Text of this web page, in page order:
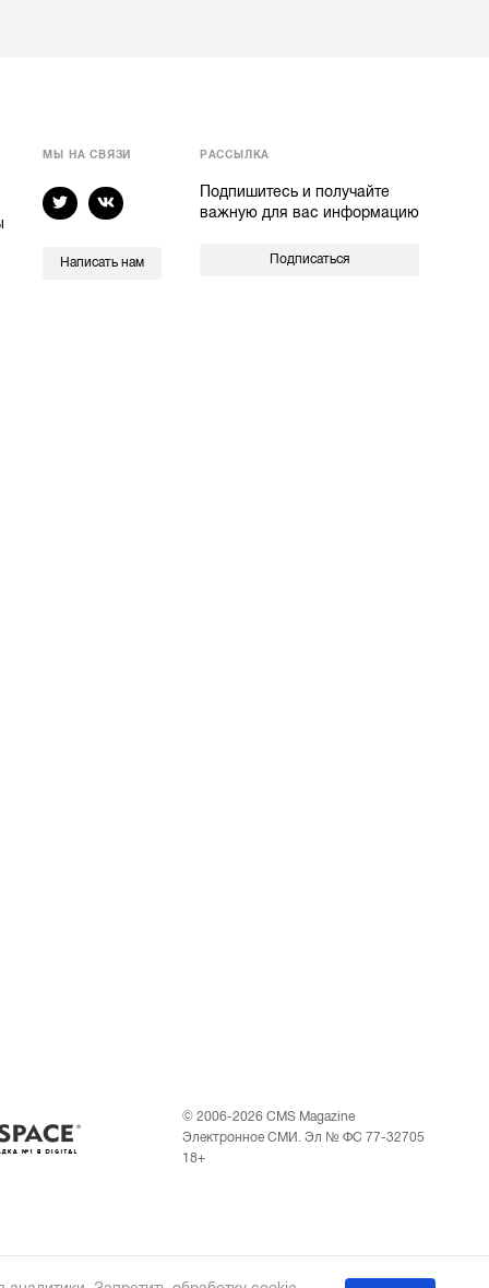
МЫ НА СВЯЗИ
Написать нам
РАССЫЛКА
Подпишитесь и получайте
важную для вас информацию
Подписаться
© 2006-2026 CMS Magazine
Электронное СМИ. Эл № ФС 77-32705
18+